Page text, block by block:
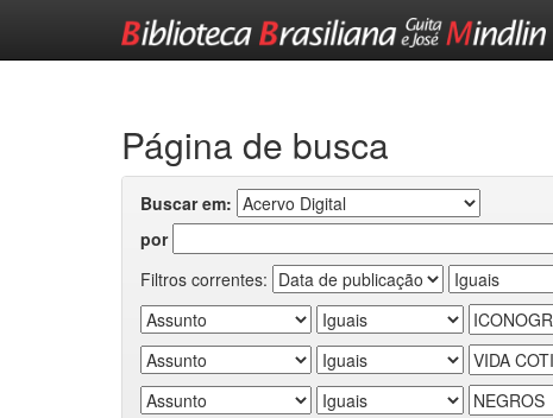
Página de busca
Buscar em:
por
Filtros correntes: